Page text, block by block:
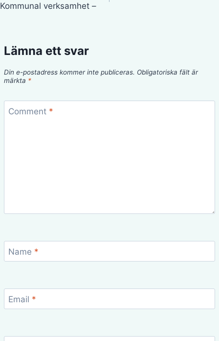
Kommunal verksamhet –
Lämna ett svar
Din e-postadress kommer inte publiceras. Obligatoriska fält är
märkta *
Comment *
Name *
Email *